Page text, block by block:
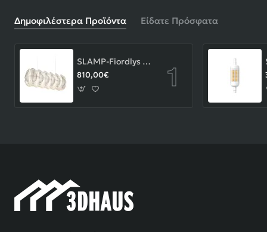
Δημοφιλέστερα Προϊόντα Είδατε Πρόσφατα
SLAMP-Fiordlys Linear Φωτιστικό Κρεμαστό 90x26x33cm White ΚΩΔ.-FRDSXXLWHT01T00LINEU
810,00€